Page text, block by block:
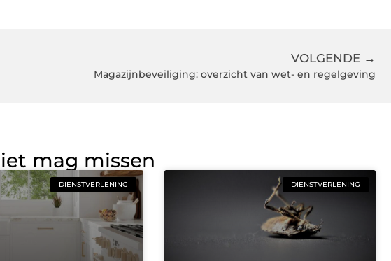
VOLGENDE →
Magazijnbeveiliging: overzicht van wet- en regelgeving
mag missen
DIENSTVERLENING DIENSTVERLENING